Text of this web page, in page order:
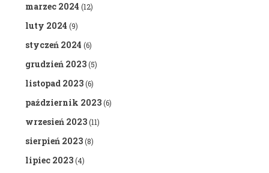
marzec 2024 (12)
luty 2024 (9)
styczeń 2024 (6)
grudzień 2023(5)
listopad 2023(6)
październik 2023(6)
wrzesień 2023(11)
sierpień 2023(8)
lipiec 2023(4)